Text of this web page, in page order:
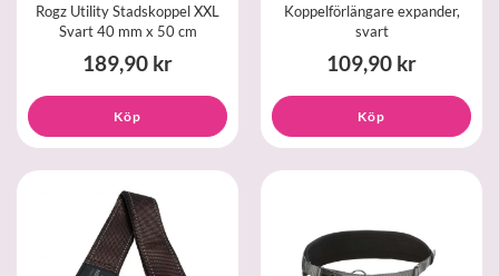
Rogz Utility Stadskoppel XXL
Svart 40 mm x 50 cm
189,90 kr
Köp
Koppelförlängare expander,
svart
109,90 kr
Köp